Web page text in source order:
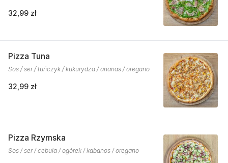
32,99 zł
Pizza Tuna
Sos / ser / tuńczyk / kukurydza / ananas / oregano
32,99 zł
Pizza Rzymska
Sos / ser / cebula / ogórek / kabanos / oregano